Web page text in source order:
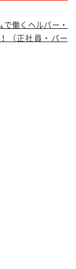
働くヘルパー・
（正社員・パー